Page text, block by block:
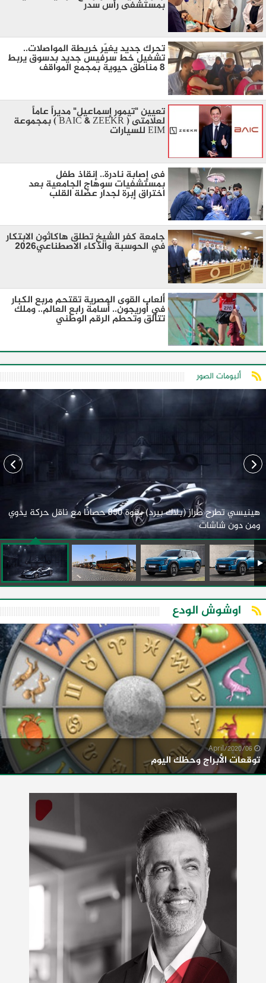
بمستشفى رأس سدر
تحرك جديد يغيّر خريطة المواصلات..
تشغيل خط سرفيس جديد بدسوق يربط
8 مناطق حيوية بمجمع المواقف
تعيين "تيمور إسماعيل" مديراً عاماً
لعلامتى ( BAIC & ZEEKR ) بمجموعة
EIM للسيارات
فى إصابة نادرة.. إنقاذ طفل
بمستشفيات سوهاج الجامعية بعد
اختراق إبرة لجدار عضلة القلب
جامعة كفر الشيخ تطلق هاكاثون الابتكار
في الحوسبة والذكاء الاصطناعي2026
ألعاب القوى المصرية تقتحم مربع الكبار
في أوريجون.. أسامة رابع العالم.. وملك
تتألق وتحطم الرقم الوطني
ألبومات الصور
هينيسي تطرح طراز (بلاك بيرد) بقوة 850 حصانًا مع ناقل حركة يدوي
ومن دون شاشات
اوشوش الودع
توقعات الأبراج وحظك اليوم